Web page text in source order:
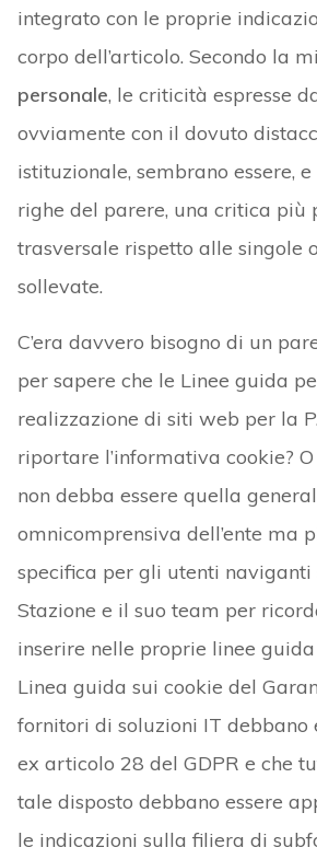
integrato con le proprie
corpo dell’articolo. Secondo la
personale, le criticità espresse
ovviamente con il dovuto
istituzionale, sembrano essere,
righe del parere, una critica più
trasversale rispetto alle singole
sollevate.
C’era davvero bisogno di un
per sapere che le Linee guida
realizzazione di siti web per la
riportare l’informativa cookie?
non debba essere quella
omnicomprensiva dell’ente ma
specifica per gli utenti naviganti
Stazione e il suo team per
inserire nelle proprie linee
Linea guida sui cookie del
fornitori di soluzioni IT debbano
ex articolo 28 del GDPR e che
tale disposto debbano essere
le indicazioni sulla filiera di